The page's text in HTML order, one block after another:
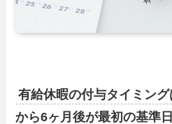
有給休暇の付与タイミン
から6ヶ月後が最初の基準日